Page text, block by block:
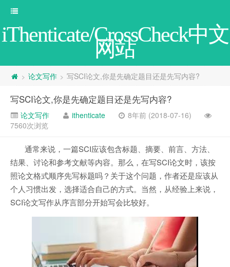
iThenticate/CrossCheck中文
网站
> 论文写作 > 写SCI论文,你是先确定题目还是先写内容?
写SCI论文,你是先确定题目还是先写内容?
论文写作 ithenticate
8年前 (2018-07-16)
7560次浏览
通常来说，一篇SCI应该包含标题、摘要、前言、方法、
结果、讨论和参考文献等内容。那么，在写SCI论文时，该按
照论文格式顺序先写标题吗？关于这个问题，作者还是应该从
个人习惯出发，选择适合自己的方式。当然，从经验上来说，
SCI论文写作从序言部分开始写会比较好。